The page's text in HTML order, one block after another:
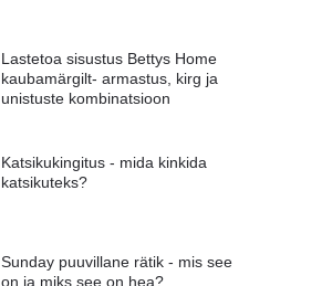
Lastetoa sisustus Bettys Home
kaubamärgilt- armastus, kirg ja
unistuste kombinatsioon
Katsikukingitus - mida kinkida
katsikuteks?
Sunday puuvillane rätik - mis see
on ja miks see on hea?